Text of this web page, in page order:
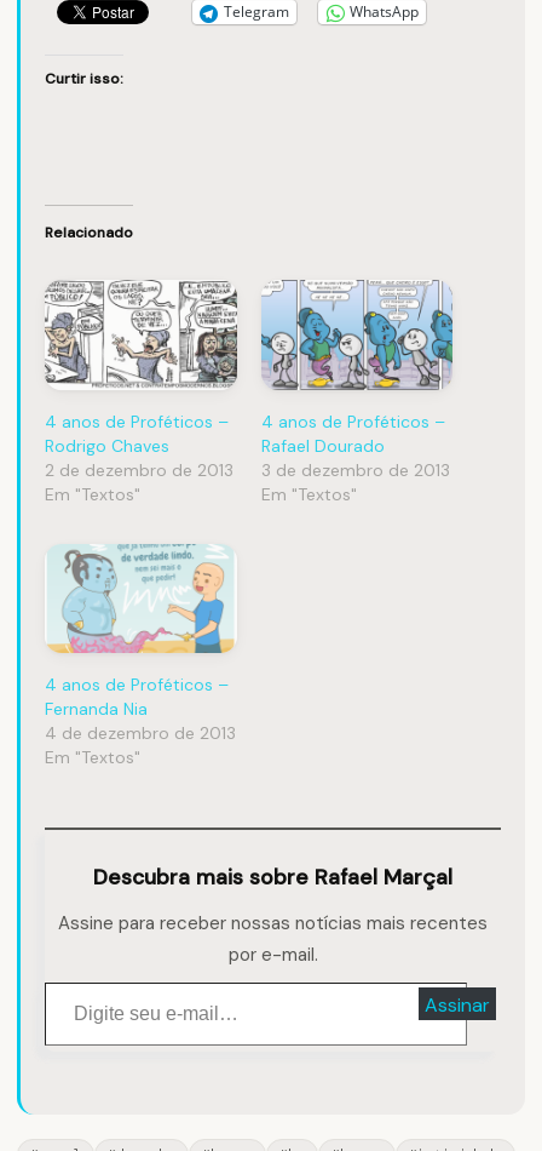
Telegram WhatsApp
Curtir isso:
Relacionado
4 anos de Proféticos –
Rodrigo Chaves
2 de dezembro de 2013
Em "Textos"
4 anos de Proféticos –
Rafael Dourado
3 de dezembro de 2013
Em "Textos"
4 anos de Proféticos –
Fernanda Nia
4 de dezembro de 2013
Em "Textos"
Descubra mais sobre Rafael Marçal
Assine para receber nossas notícias mais recentes
por e-mail.
Digite seu e-mail…
Assinar